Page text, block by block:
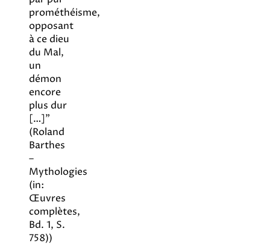
prométhéisme,
opposant
à ce dieu
du Mal,
un
démon
encore
plus dur
[…]”
(Roland
Barthes
–
Mythologies
(in:
Œuvres
complètes,
Bd. 1, S.
758))